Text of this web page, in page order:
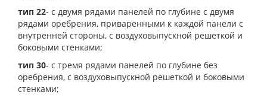
тип 22- с двумя рядами панелей по глубине с двумя
рядами оребрения, приваренными к каждой панели с
внутренней стороны, с воздуховыпускной решеткой и
боковыми стенками;
тип 30- с тремя рядами панелей по глубине без
оребрения, с воздуховыпускной решеткой и боковыми
стенками;